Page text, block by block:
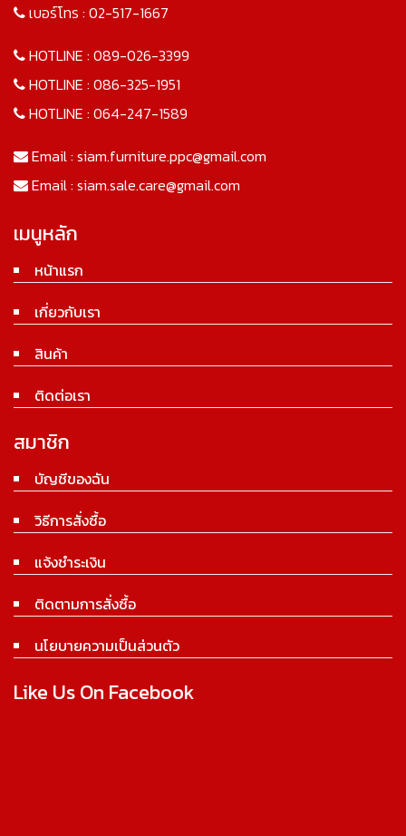
เบอร์โทร : 02-517-1667
HOTLINE : 089-026-3399
HOTLINE : 086-325-1951
HOTLINE : 064-247-1589
Email : siam.furniture.ppc@gmail.com
Email : siam.sale.care@gmail.com
เมนูหลัก
หน้าแรก
เกี่ยวกับเรา
สินค้า
ติดต่อเรา
สมาชิก
บัญชีของฉัน
วิธีการสั่งซื้อ
แจ้งชำระเงิน
ติดตามการสั่งซื้อ
นโยบายความเป็นส่วนตัว
Like Us On Facebook